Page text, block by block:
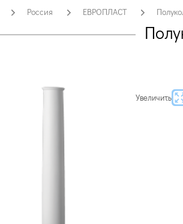
Россия ЕВРОПЛАСТ
Увеличить